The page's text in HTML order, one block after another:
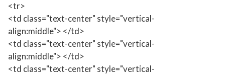
<tr>
<td class="text-center" style="vertical-
align:middle"> </td>
<td class="text-center" style="vertical-
align:middle"> </td>
<td class="text-center" style="vertical-